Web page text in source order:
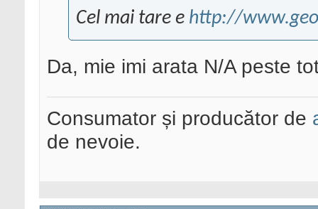
Cel mai tare e http://
Da, mie imi arata N/A peste
Consumator și producător de
de nevoie.